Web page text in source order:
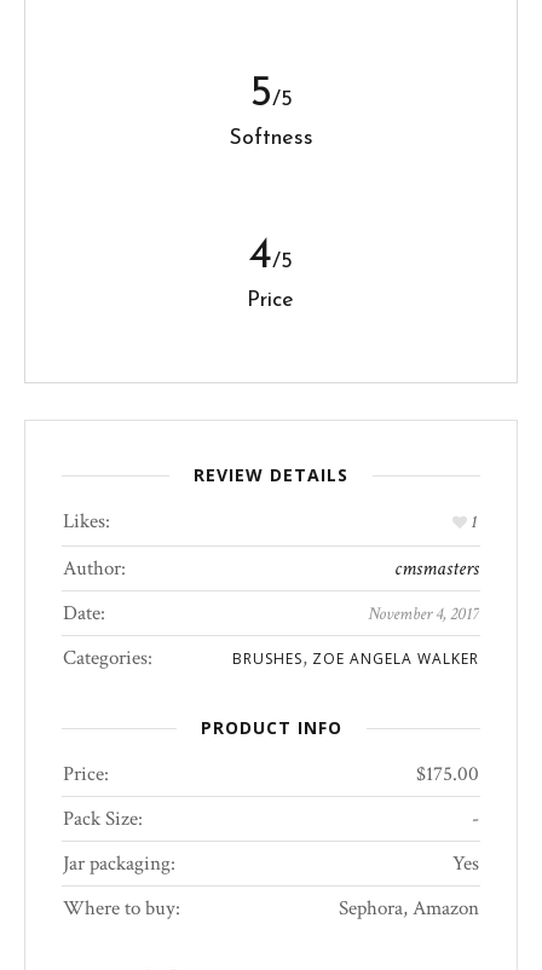
5/5
Softness
4/5
Price
REVIEW DETAILS
Likes: 1
Author:
cmsmasters
Date:
November 4, 2017
Categories: BRUSHES, ZOE ANGELA WALKER
PRODUCT INFO
Price:
$175.00
Pack Size:
-
Jar packaging:
Yes
Where to buy:
Sephora, Amazon